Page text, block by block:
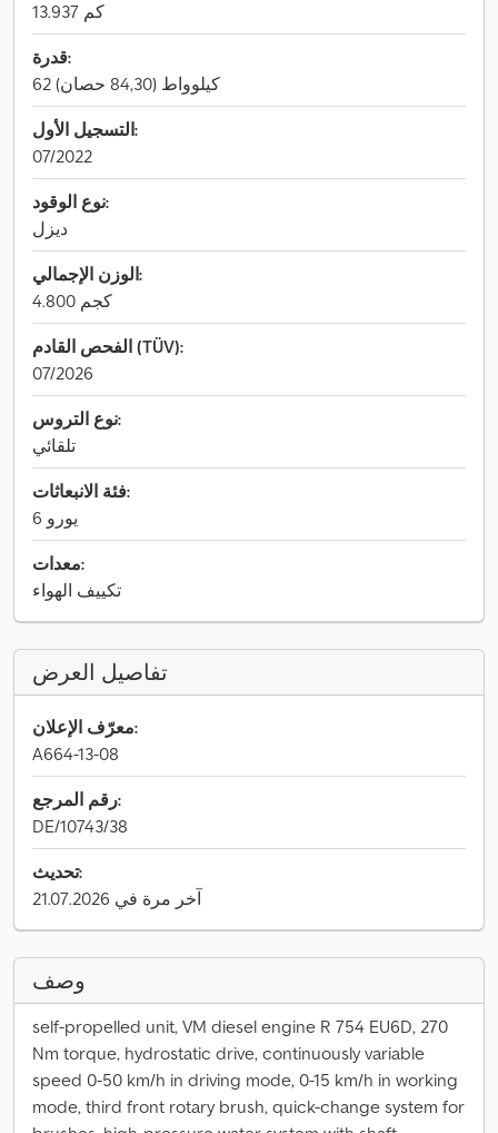
13.937 كم
قدرة:
62 كيلوواط (84,30 حصان)
التسجيل الأول:
07/2022
نوع الوقود:
ديزل
الوزن الإجمالي:
4.800 كجم
الفحص القادم (TÜV):
07/2026
نوع التروس:
تلقائي
فئة الانبعاثات:
يورو 6
معدات:
تكييف الهواء
تفاصيل العرض
معرّف الإعلان:
A664-13-08
رقم المرجع:
DE/10743/38
تحديث:
آخر مرة في 21.07.2026
وصف
self-propelled unit, VM diesel engine R 754 EU6D, 270
Nm torque, hydrostatic drive, continuously variable
speed 0-50 km/h in driving mode, 0-15 km/h in working
mode, third front rotary brush, quick-change system for